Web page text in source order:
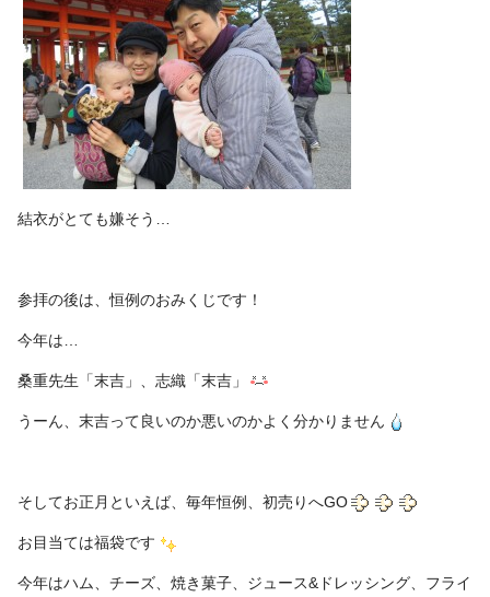
結衣がとても嫌そう…
参拝の後は、恒例のおみくじです！
今年は…
桑重先生「末吉」、志織「末吉」
うーん、末吉って良いのか悪いのかよく分かりません
そしてお正月といえば、毎年恒例、初売りへGO
お目当ては福袋です
今年はハム、チーズ、焼き菓子、ジュース&ドレッシング、フライ